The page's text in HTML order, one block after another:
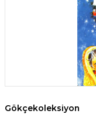
Gökçekoleksiyon